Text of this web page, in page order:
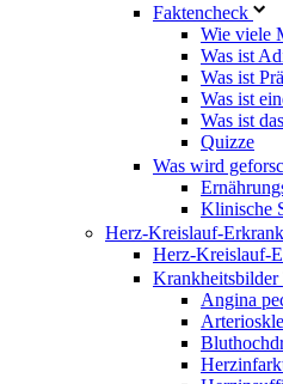
Faktencheck
Wie viele
Was ist
Was ist
Was ist
Was ist
Quizze
Was wird
Klinische
Herz-Kreislauf-
Herz-Kreislauf-
Krankheitsbilder
Angina